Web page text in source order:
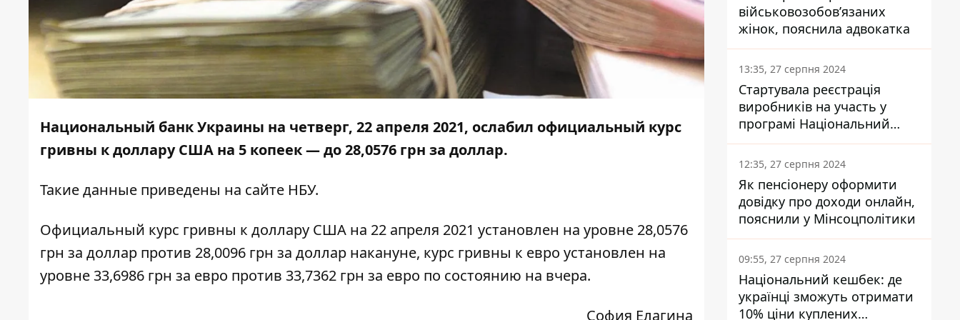
Национальный банк Украины на четверг, 22 апреля 2021, ослабил официальный курс
гривны к доллару США на 5 копеек — до 28,0576 грн за доллар.
Такие данные приведены на сайте НБУ.
Официальный курс гривны к доллару США на 22 апреля 2021 установлен на уровне 28,0576
грн за доллар против 28,0096 грн за доллар накануне, курс гривны к евро установлен на
уровне 33,6986 грн за евро против 33,7362 грн за евро по состоянию на вчера.
София Елагина
військовозобов’язаних
жінок, пояснила адвокатка
13:35, 27 серпня 2024
Стартувала реєстрація
виробників на участь у
програмі Національний
кешбек: як це зробити
через портал Дія
12:35, 27 серпня 2024
Як пенсіонеру оформити
довідку про доходи онлайн,
пояснили у Мінсоцполітики
09:55, 27 серпня 2024
Національний кешбек: де
українці зможуть отримати
10% ціни куплених